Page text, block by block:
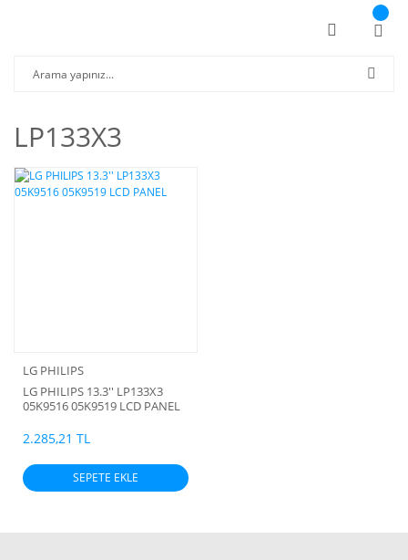
LP133X3
LG PHILIPS
LG PHILIPS 13.3'' LP133X3
05K9516 05K9519 LCD PANEL
2.285,21 TL
SEPETE EKLE